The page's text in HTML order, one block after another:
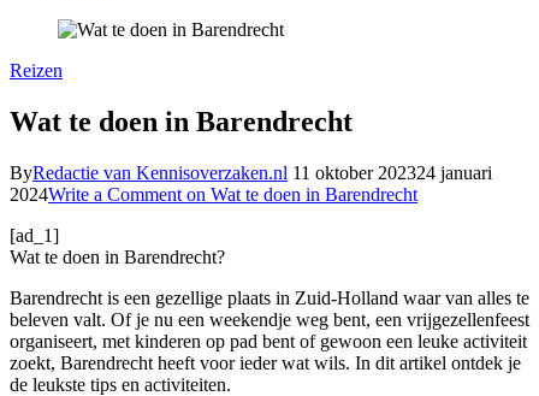
Reizen
Wat te doen in Barendrecht
ByRedactie van Kennisoverzaken.nl 11 oktober 202324 januari
2024Write a Comment on Wat te doen in Barendrecht
[ad_1]
Wat te doen in Barendrecht?
Barendrecht is een gezellige plaats in Zuid-Holland waar van alles te
beleven valt. Of je nu een weekendje weg bent, een vrijgezellenfeest
organiseert, met kinderen op pad bent of gewoon een leuke activiteit
zoekt, Barendrecht heeft voor ieder wat wils. In dit artikel ontdek je
de leukste tips en activiteiten.